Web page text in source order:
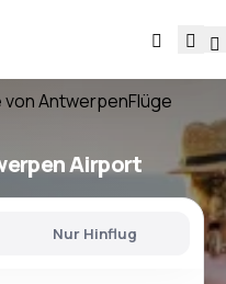
von AntwerpenFlüge
Airport
Nur Hinflug